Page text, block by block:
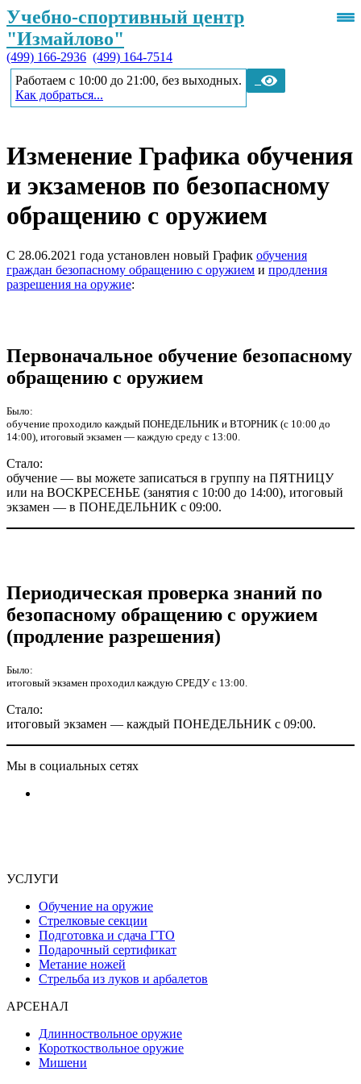
Учебно-спортивный центр
"Измайлово"
(499) 166-2936 (499) 164-7514
Работаем с 10:00 до 21:00, без выходных.
Как добраться...
Изменение Графика обучения
и экзаменов по безопасному
обращению с оружием
С 28.06.2021 года установлен новый График обучения
граждан безопасному обращению с оружием и продления
разрешения на оружие:
Первоначальное обучение безопасному
обращению с оружием
Было:
обучение проходило каждый ПОНЕДЕЛЬНИК и ВТОРНИК (с 10:00 до
14:00), итоговый экзамен — каждую среду с 13:00.
Стало:
обучение — вы можете записаться в группу на ПЯТНИЦУ
или на ВОСКРЕСЕНЬЕ (занятия с 10:00 до 14:00), итоговый
экзамен — в ПОНЕДЕЛЬНИК с 09:00.
Периодическая проверка знаний по
безопасному обращению с оружием
(продление разрешения)
Было:
итоговый экзамен проходил каждую СРЕДУ с 13:00.
Стало:
итоговый экзамен — каждый ПОНЕДЕЛЬНИК с 09:00.
Мы в социальных сетях
УСЛУГИ
Обучение на оружие
Стрелковые секции
Подготовка и сдача ГТО
Подарочный сертификат
Метание ножей
Стрельба из луков и арбалетов
АРСЕНАЛ
Длинноствольное оружие
Короткоствольное оружие
Мишени